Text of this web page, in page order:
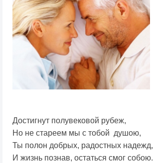
Достигнут полувековой рубеж,
Но не стареем мы с тобой душою,
Ты полон добрых, радостных надежд,
И жизнь познав, остаться смог собою.